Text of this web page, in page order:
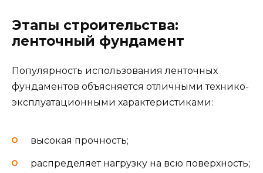
Этапы строительства:
ленточный фундамент
Популярность использования ленточных
фундаментов объясняется отличными технико-
эксплуатационными характеристиками:
высокая прочность;
распределяет нагрузку на всю поверхность;